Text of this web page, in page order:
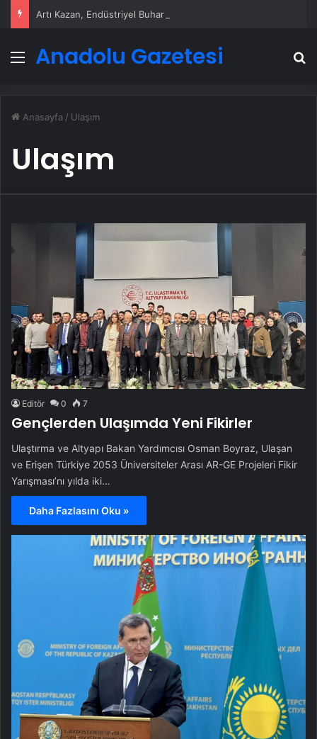
Menü
Anadolu Gazetesi
Anasayfa / Ulaşım
Ulaşım
Editör 0 7
Gençlerden Ulaşımda Yeni Fikirler
Ulaştırma ve Altyapı Bakan Yardımcısı Osman Boyraz, Ulaşan
ve Erişen Türkiye 2053 Üniversiteler Arası AR-GE Projeleri Fikir
Yarışması’nı yılda iki…
Daha Fazlasını Oku »